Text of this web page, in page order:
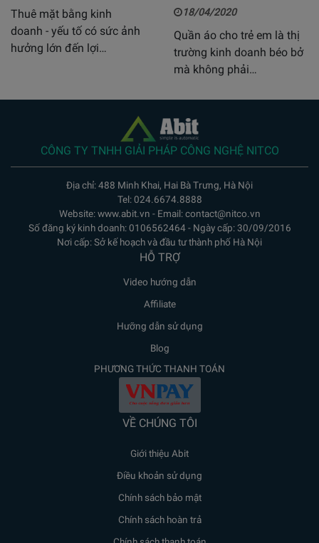
Thuê mặt bằng kinh
doanh - yếu tố có sức ảnh
hưởng lớn đến lợi…
18/04/2020
Quần áo cho trẻ em là thị
trường kinh doanh béo bở
mà không phải…
CÔNG TY TNHH GIẢI PHÁP CÔNG NGHỆ NITCO
Địa chỉ: 488 Minh Khai, Hai Bà Trưng, Hà Nội
Tel: 024.6674.8888
Website: www.abit.vn - Email: contact@nitco.vn
Số đăng ký kinh doanh: 0106562464 - Ngày cấp: 30/09/2016
Nơi cấp: Sở kế hoạch và đầu tư thành phố Hà Nội
HỖ TRỢ
Video hướng dẫn
Affiliate
Hưỡng dẫn sử dụng
Blog
PHƯƠNG THỨC THANH TOÁN
VỀ CHÚNG TÔI
Giới thiệu Abit
Điều khoản sử dụng
Chính sách bảo mật
Chính sách hoàn trả